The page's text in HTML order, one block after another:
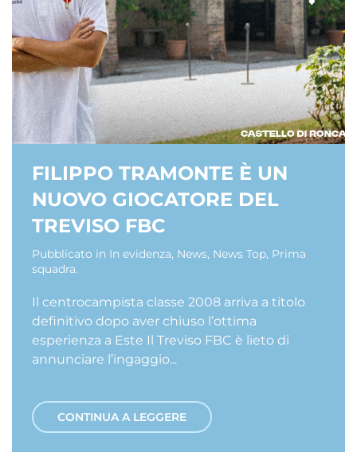
FILIPPO TRAMONTE È UN
NUOVO GIOCATORE DEL
TREVISO FBC
Pubblicato in In evidenza, News, News Top, Prima
squadra.
Il centrocampista classe 2008 arriva a titolo
definitivo dopo aver chiuso l’ottima
esperienza a Este Il Treviso FBC è lieto di
annunciare l’ingaggio...
CONTINUA A LEGGERE